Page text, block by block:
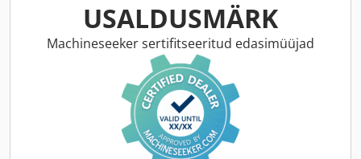
USALDUSMÄRK
Machineseeker sertifitseeritud edasimüüjad